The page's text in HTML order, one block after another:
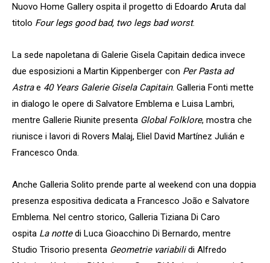
Nuovo Home Gallery ospita il progetto di Edoardo Aruta dal
titolo Four legs good bad, two legs bad worst.
La sede napoletana di Galerie Gisela Capitain dedica invece
due esposizioni a Martin Kippenberger con Per Pasta ad
Astrae 40 Years Galerie Gisela Capitain. Galleria Fonti mette
in dialogo le opere di Salvatore Emblema e Luisa Lambri,
mentre Gallerie Riunite presenta Global Folklore, mostra che
riunisce i lavori di Rovers Malaj, Eliel David Martínez Julián e
Francesco Onda.
Anche Galleria Solito prende parte al weekend con una doppia
presenza espositiva dedicata a Francesco João e Salvatore
Emblema. Nel centro storico, Galleria Tiziana Di Caro
ospita La nottedi Luca Gioacchino Di Bernardo, mentre
Studio Trisorio presenta Geometrie variabilidi Alfredo